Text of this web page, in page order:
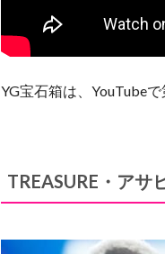
YG宝石箱は、YouTube
TREASURE・ア